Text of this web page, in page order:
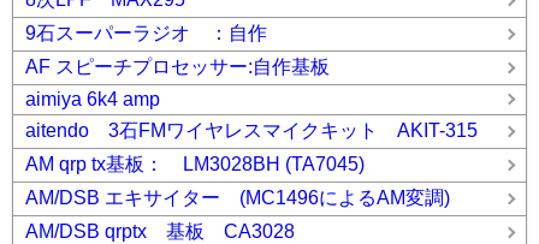
9石スーパーラジオ ：自作
AF スピーチプロセッサー:自作基板
aimiya 6k4 amp
aitendo 3石FMワイヤレスマイクキット AKIT-315
AM qrp tx基板： LM3028BH (TA7045)
AM/DSB エキサイター (MC1496によるAM変調)
AM/DSB qrptx 基板 CA3028